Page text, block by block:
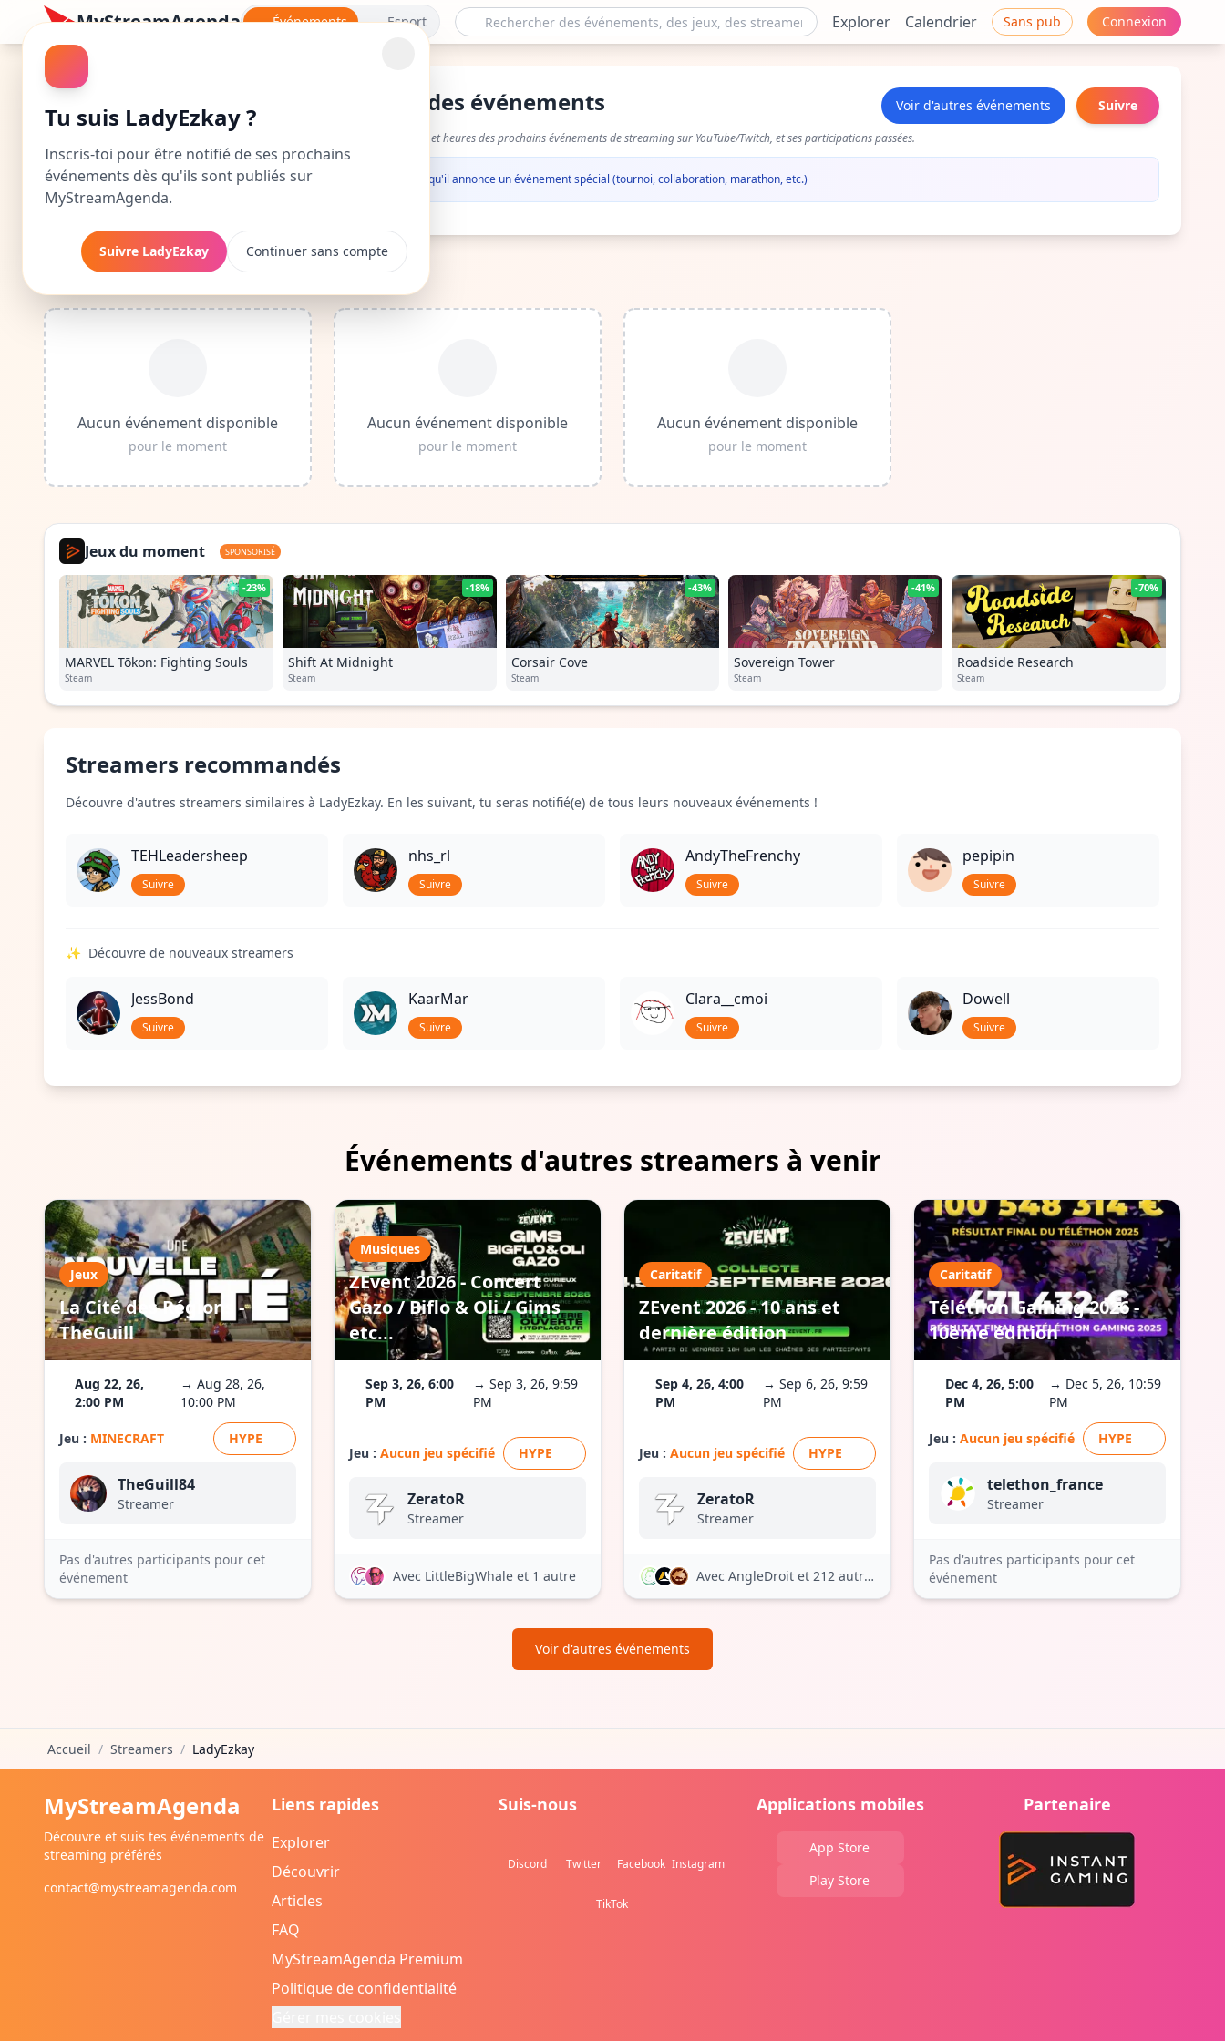
Tu suis LadyEzkay ?
Inscris-toi pour être notifié de ses prochains
événements dès qu'ils sont publiés sur
MyStreamAgenda.
Suivre LadyEzkay Continuer sans compte
MyStreamAgenda Événements Esport Explorer Calendrier Sans pub Connexion
LadyEzkay : Calendrier des événements Voir d'autres événements Suivre
Découvre le calendrier complet de LadyEzkay : dates et heures des prochains événements de streaming sur YouTube/Twitch, et ses participations passées.
En suivant LadyEzkay, tu seras notifié dès qu'il annonce un événement spécial (tournoi, collaboration, marathon, etc.)
Événements à venir
Aucun événement disponible
pour le moment
Aucun événement disponible
pour le moment
Aucun événement disponible
pour le moment
Jeux du moment SPONSORISÉ
-23%
MARVEL Tōkon: Fighting Souls
Steam
-18%
Shift At Midnight
Steam
-43%
Corsair Cove
Steam
-41%
Sovereign Tower
Steam
-70%
Roadside Research
Steam
Streamers recommandés
Découvre d'autres streamers similaires à LadyEzkay. En les suivant, tu seras notifié(e) de tous leurs nouveaux événements !
TEHLeadersheep
Suivre
nhs_rl
Suivre
AndyTheFrenchy
Suivre
pepipin
Suivre
✨ Découvre de nouveaux streamers
JessBond
Suivre
KaarMar
Suivre
Clara__cmoi
Suivre
Dowell
Suivre
Événements d'autres streamers à venir
Jeux
La Cité des Régions -
TheGuill
Aug 22, 26,
2:00 PM
→ Aug 28, 26,
10:00 PM
Jeu : MINECRAFT HYPE
TheGuill84
Streamer
Pas d'autres participants pour cet
événement
Musiques
ZEvent 2026 - Concert
Gazo / Biflo & Oli / Gims
etc...
Sep 3, 26, 6:00
PM
→ Sep 3, 26, 9:59
PM
Jeu : Aucun jeu spécifié HYPE
ZeratoR
Streamer
Avec LittleBigWhale et 1 autre
Caritatif
ZEvent 2026 - 10 ans et
dernière édition
Sep 4, 26, 4:00
PM
→ Sep 6, 26, 9:59
PM
Jeu : Aucun jeu spécifié HYPE
ZeratoR
Streamer
Avec AngleDroitet 212 autres
Caritatif
Téléthon Gaming 2026 -
10ème édition
Dec 4, 26, 5:00
PM
→ Dec 5, 26, 10:59
PM
Jeu : Aucun jeu spécifié HYPE
telethon_france
Streamer
Pas d'autres participants pour cet
événement
Voir d'autres événements
Accueil / Streamers / LadyEzkay
MyStreamAgenda
Découvre et suis tes événements de
streaming préférés
contact@mystreamagenda.com
Liens rapides
Explorer
Découvrir
Articles
FAQ
MyStreamAgenda Premium
Politique de confidentialité
Suis-nous
Discord Twitter Facebook Instagram
TikTok
Applications mobiles
App Store
Play Store
Partenaire